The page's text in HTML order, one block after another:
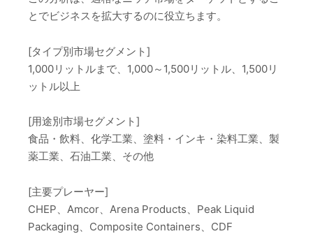
とでビジネスを拡大するのに役立ちます。
[タイプ別市場セグメント]
1,000リットルまで、1,000～1,500リットル、1,500リ
ットル以上
[用途別市場セグメント]
食品・飲料、化学工業、塗料・インキ・染料工業、製
薬工業、石油工業、その他
[主要プレーヤー]
CHEP、Amcor、Arena Products、Peak Liquid
Packaging、Composite Containers、CDF